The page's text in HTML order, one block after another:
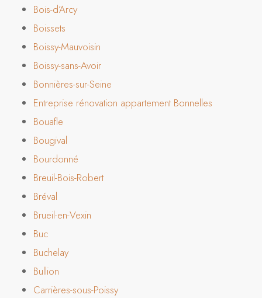
Bois-d’Arcy
Boissets
Boissy-Mauvoisin
Boissy-sans-Avoir
Bonnières-sur-Seine
Entreprise rénovation appartement Bonnelles
Bouafle
Bougival
Bourdonné
Breuil-Bois-Robert
Bréval
Brueil-en-Vexin
Buc
Buchelay
Bullion
Carrières-sous-Poissy